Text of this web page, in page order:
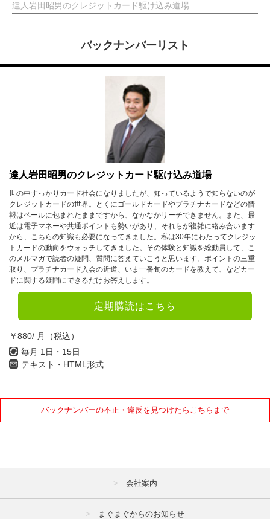
達人岩田昭男のクレジットカード駆け込み道場
バックナンバーリスト
達人岩田昭男のクレジットカード駆け込み道場
世の中すっかりカード社会になりましたが、知っているようで知らないのが
クレジットカードの世界。とくにゴールドカードやプラチナカードなどの情
報はベールに包まれたままですから、なかなかリーチできません。また、最
近は電子マネーや共通ポイントも勢いがあり、それらが複雑に絡み合います
から、こちらの知識も必要になってきました。私は30年にわたってクレジッ
トカードの動向をウォッチしてきました。その体験と知識を総動員して、こ
のメルマガで読者の疑問、質問に答えていこうと思います。ポイントの三重
取り、プラチナカード入会の近道、いま一番旬のカードを教えて、などカー
ドに関する疑問にできるだけお答えします。
定期購読はこちら
￥880/ 月（税込）
毎月 1日・15日
テキスト・HTML形式
バックナンバーの不正・違反を見つけたらこちらまで
会社案内
まぐまぐからのお知らせ